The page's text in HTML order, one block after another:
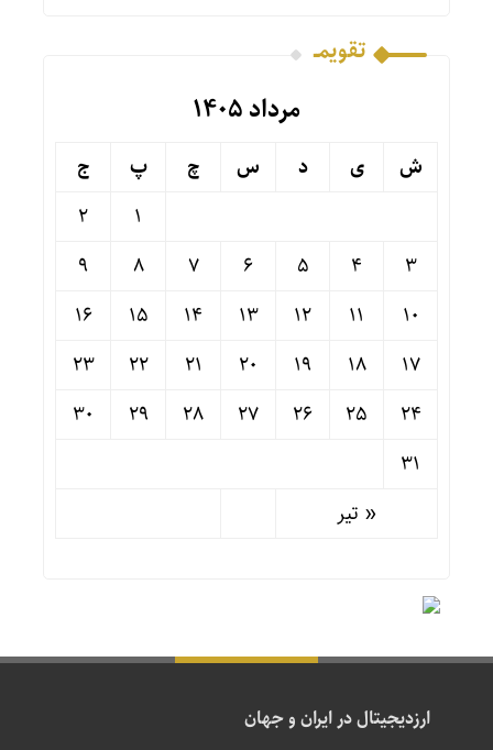
تقویمــ
مرداد ۱۴۰۵
ش ی د س چ پ ج
« تیر
1
2
3
4
5
6
7
8
9
10
11
12
13
14
15
16
17
18
19
20
21
22
23
24
25
26
27
28
29
30
31
ارزدیجیتال در ایران و جهان